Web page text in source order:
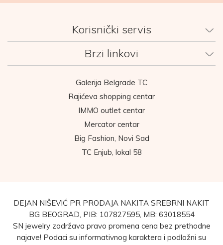
Korisnički servis
Brzi linkovi
Galerija Belgrade TC
Rajićeva shopping centar
IMMO outlet centar
Mercator centar
Big Fashion, Novi Sad
TC Enjub, lokal 58
DEJAN NIŠEVIĆ PR PRODAJA NAKITA SREBRNI NAKIT
BG BEOGRAD, PIB: 107827595, MB: 63018554
SN jewelry zadržava pravo promena cena bez prethodne
najave! Podaci su informativnog karaktera i podložni su